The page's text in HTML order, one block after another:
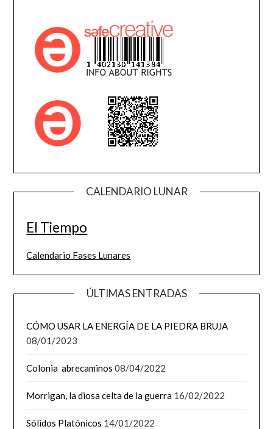
CALENDARIO LUNAR
El Tiempo
Calendario Fases Lunares
ÚLTIMAS ENTRADAS
CÓMO USAR LA ENERGÍA DE LA PIEDRA BRUJA
08/01/2023
Colonia abrecaminos 08/04/2022
Morrigan, la diosa celta de la guerra 16/02/2022
Sólidos Platónicos 14/01/2022